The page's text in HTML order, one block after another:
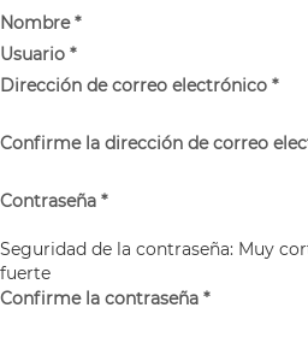
Nombre*
Usuario *
Dirección de correo electrónico *
Confirme la dirección de correo
Contraseña *
Seguridad de la contraseña: Muy
fuerte
Confirme la contraseña *